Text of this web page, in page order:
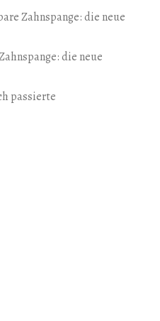
Zahnspange: die neue
die neue
passierte